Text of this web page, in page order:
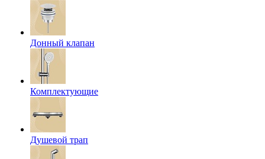
Донный клапан
Комплектующие
Душевой трап